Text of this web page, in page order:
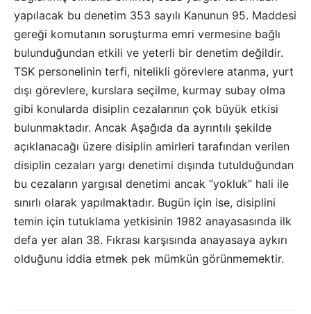
yapılacak bu denetim 353 sayılı Kanunun 95. Maddesi
gereği komutanın soruşturma emri vermesine bağlı
bulunduğundan etkili ve yeterli bir denetim değildir.
TSK personelinin terfi, nitelikli görevlere atanma, yurt
dışı görevlere, kurslara seçilme, kurmay subay olma
gibi konularda disiplin cezalarının çok büyük etkisi
bulunmaktadır. Ancak Aşağıda da ayrıntılı şekilde
açıklanacağı üzere disiplin amirleri tarafından verilen
disiplin cezaları yargı denetimi dışında tutulduğundan
bu cezaların yargısal denetimi ancak “yokluk” hali ile
sınırlı olarak yapılmaktadır. Bugün için ise, disiplini
temin için tutuklama yetkisinin 1982 anayasasında ilk
defa yer alan 38. Fıkrası karşısında anayasaya aykırı
olduğunu iddia etmek pek mümkün görünmemektir.